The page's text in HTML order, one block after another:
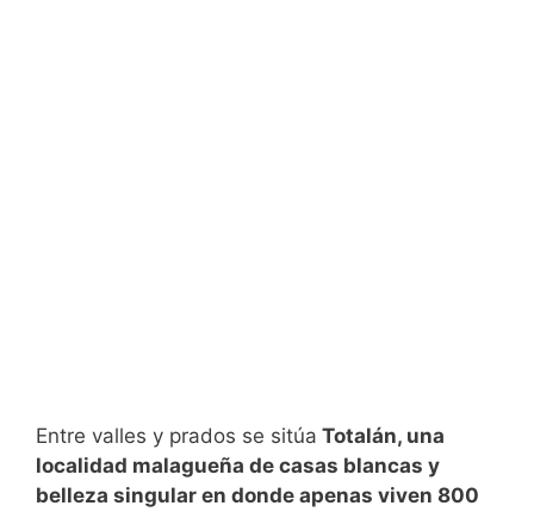
Entre valles y prados se sitúa Totalán, una
localidad malagueña de casas blancas y
belleza singular en donde apenas viven 800